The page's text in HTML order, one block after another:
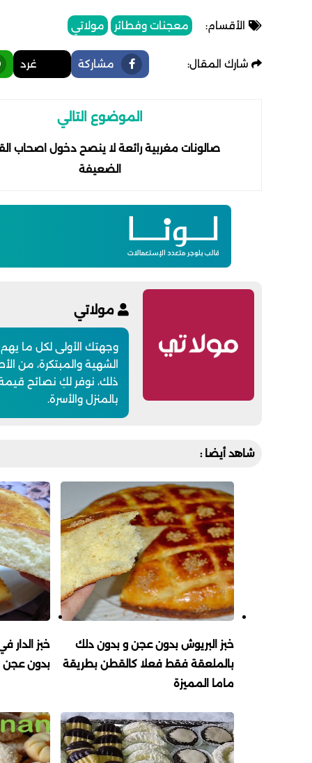
الأقسام: معجنات وفطائر مولاتي
شارك المقال: مشاركة غرد
الموضوع التالي
صالونات مغربية رائعة لا ينصح دخول اصحاب
الضعيفة
مولاتي
وجهتك الأولى لكل ما
الشهية والمبتكرة، من
ذلك، نوفر لكِ نصائح
بالمنزل والأسرة.
شاهد أيضا :
خبز البريوش بدون عجن و بدون دلك
بالملعقة فقط فعلا كالقطن بطريقة
ماما المميزة
بدون عجن